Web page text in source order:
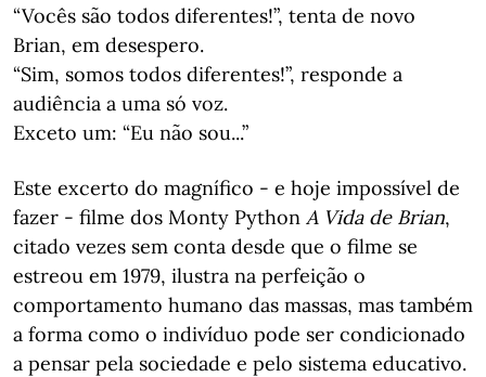
“Vocês são todos diferentes!”, tenta de novo
Brian, em desespero.
“Sim, somos todos diferentes!”, responde a
audiência a uma só voz.
Exceto um: “Eu não sou...”
Este excerto do magnífico - e hoje impossível de
fazer - filme dos Monty Python A Vida de Brian,
citado vezes sem conta desde que o filme se
estreou em 1979, ilustra na perfeição o
comportamento humano das massas, mas também
a forma como o indivíduo pode ser condicionado
a pensar pela sociedade e pelo sistema educativo.